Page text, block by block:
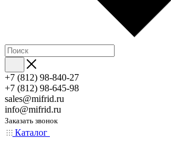
+7 (812) 98-840-27
+7 (812) 98-645-98
sales@mifrid.ru
info@mifrid.ru
Заказать звонок
Каталог